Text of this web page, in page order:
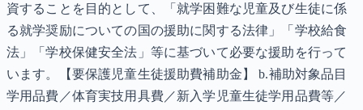
資することを目的として、「就学困難な児童及び生徒に係
る就学奨励についての国の援助に関する法律」「学校給食
法」「学校保健安全法」等に基づいて必要な援助を行って
います。【要保護児童生徒援助費補助金】 b.補助対象品目
学用品費／体育実技用具費／新入学児童生徒学用品費等／